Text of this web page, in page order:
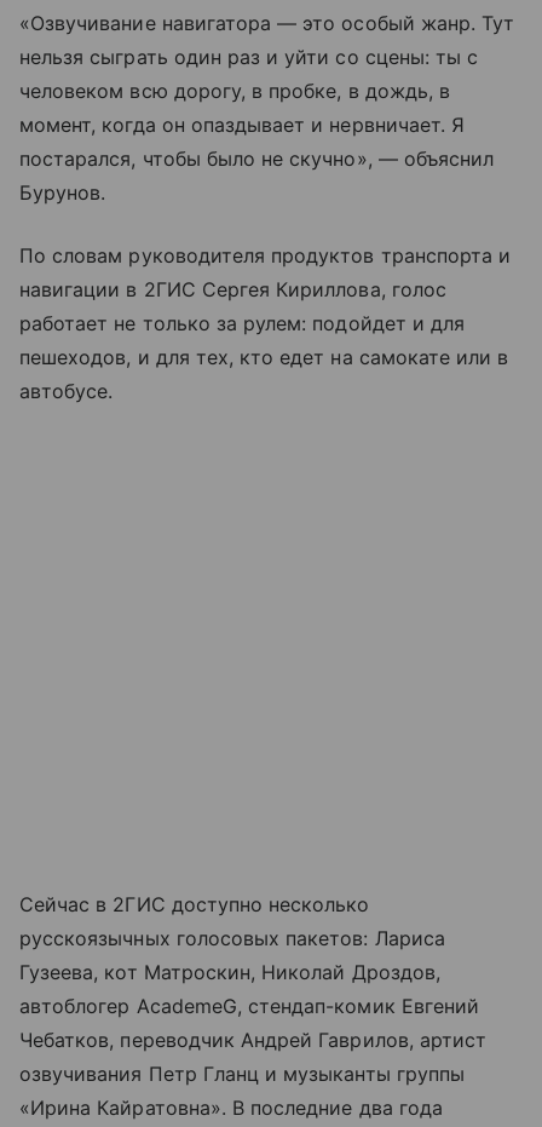
«Озвучивание навигатора — это особый жанр. Тут
нельзя сыграть один раз и уйти со сцены: ты с
человеком всю дорогу, в пробке, в дождь, в
момент, когда он опаздывает и нервничает. Я
постарался, чтобы было не скучно», — объяснил
Бурунов.
По словам руководителя продуктов транспорта и
навигации в 2ГИС Сергея Кириллова, голос
работает не только за рулем: подойдет и для
пешеходов, и для тех, кто едет на самокате или в
автобусе.
Сейчас в 2ГИС доступно несколько
русскоязычных голосовых пакетов: Лариса
Гузеева, кот Матроскин, Николай Дроздов,
автоблогер AcademeG, стендап-комик Евгений
Чебатков, переводчик Андрей Гаврилов, артист
озвучивания Петр Гланц и музыканты группы
«Ирина Кайратовна». В последние два года